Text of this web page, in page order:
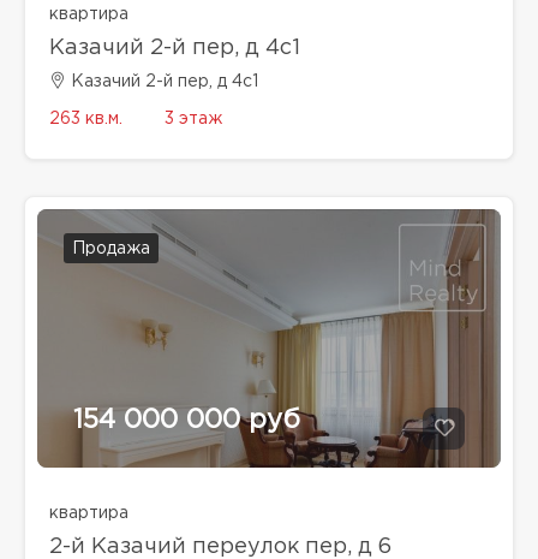
квартира
Казачий 2-й пер, д 4с1
Казачий 2-й пер, д 4с1
263 кв.м. 3 этаж
Продажа
154 000 000 руб
квартира
2-й Казачий переулок пер, д 6